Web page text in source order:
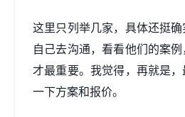
这里只列举几家，具体还挺
自己去沟通，看看他们的案
才最重要。我觉得，再就是
一下方案和报价。